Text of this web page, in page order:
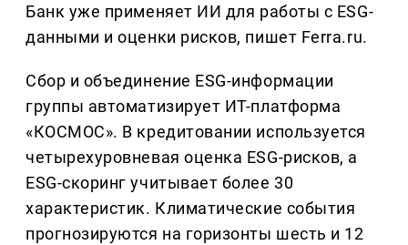
Банк уже применяет ИИ для работы с ESG-
данными и оценки рисков, пишет Ferra.ru.
Сбор и объединение ESG-информации
группы автоматизирует ИТ-платформа
«КОСМОС». В кредитовании используется
четырехуровневая оценка ESG-рисков, а
ESG-скоринг учитывает более 30
характеристик. Климатические события
прогнозируются на горизонты шесть и 12